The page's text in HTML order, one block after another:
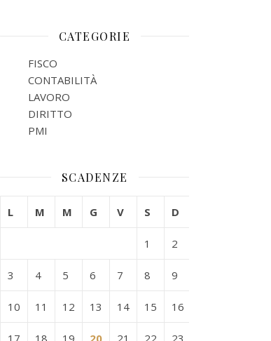
CATEGORIE
FISCO
CONTABILITÀ
LAVORO
DIRITTO
PMI
SCADENZE
L M M G V S D
1 2
3 4 5 6 7 8 9
10 11 12 13 14 15 16
17 18 19 20 21 22 23